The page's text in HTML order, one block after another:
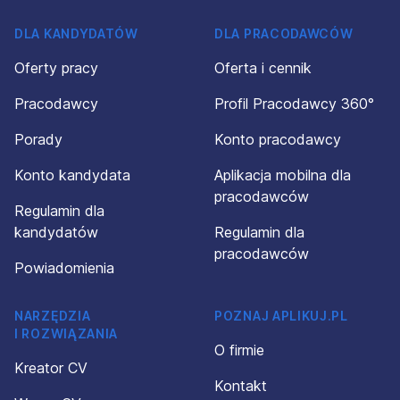
DLA KANDYDATÓW
Oferty pracy
Pracodawcy
Porady
Konto kandydata
Regulamin dla
kandydatów
Powiadomienia
DLA PRACODAWCÓW
Oferta i cennik
Profil Pracodawcy 360°
Konto pracodawcy
Aplikacja mobilna dla
pracodawców
Regulamin dla
pracodawców
NARZĘDZIA
I ROZWIĄZANIA
Kreator CV
POZNAJ APLIKUJ.PL
O firmie
Kontakt